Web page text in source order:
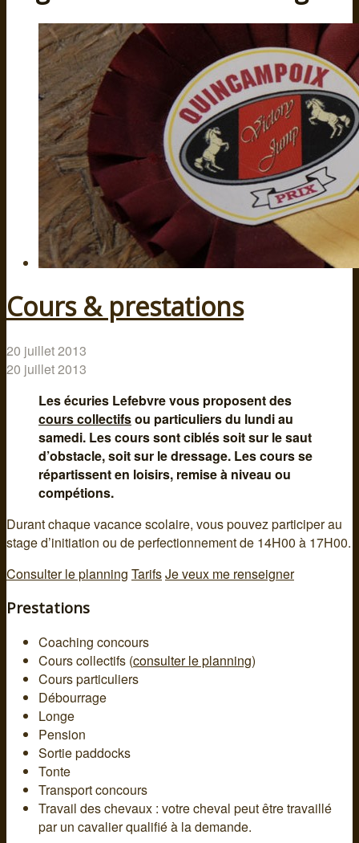
Cours & prestations
20 juillet 2013
20 juillet 2013
Les écuries Lefebvre vous proposent des
cours collectifsou particuliers du lundi au
samedi. Les cours sont ciblés soit sur le saut
d’obstacle, soit sur le dressage. Les cours se
répartissent en loisirs, remise à niveau ou
compétions.
Durant chaque vacance scolaire, vous pouvez participer au
stage d’initiation ou de perfectionnement de 14H00 à 17H00.
Consulter le planning TarifsJe veux me renseigner
Prestations
Coaching concours
Cours collectifs (consulter le planning)
Cours particuliers
Débourrage
Longe
Pension
Sortie paddocks
Tonte
Transport concours
Travail des chevaux : votre cheval peut être travaillé
par un cavalier qualifié à la demande.